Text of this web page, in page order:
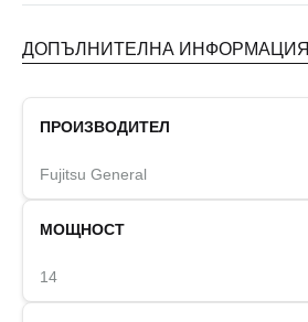
ДОПЪЛНИТЕЛНА ИНФОРМАЦИЯ
ПРОИЗВОДИТЕЛ
Fujitsu General
МОЩНОСТ
14